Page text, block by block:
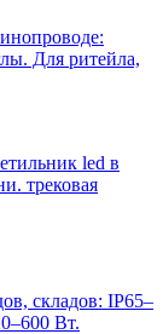
Для ритейла,
led в
трековая
складов: IP65–
Вт.